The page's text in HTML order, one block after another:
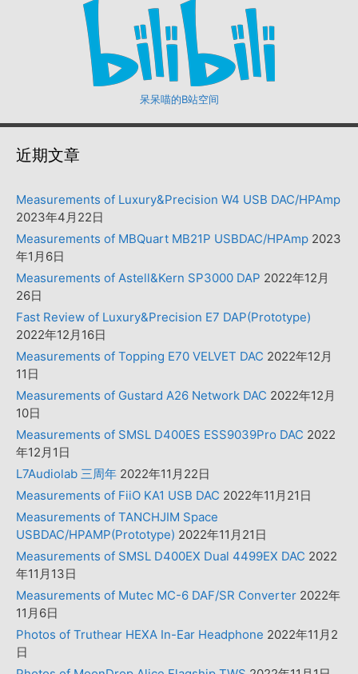
呆呆喵的B站空间
近期文章
Measurements of Luxury&Precision W4 USB DAC/HPAmp
2023年4月22日
Measurements of MBQuart MB21P USBDAC/HPAmp 2023
年1月6日
Measurements of Astell&Kern SP3000 DAP 2022年12月
26日
Fast Review of Luxury&Precision E7 DAP(Prototype)
2022年12月16日
Measurements of Topping E70 VELVET DAC 2022年12月
11日
Measurements of Gustard A26 Network DAC 2022年12月
10日
Measurements of SMSL D400ES ESS9039Pro DAC 2022
年12月1日
L7Audiolab 三周年 2022年11月22日
Measurements of FiiO KA1 USB DAC 2022年11月21日
Measurements of TANCHJIM Space
USBDAC/HPAMP(Prototype) 2022年11月21日
Measurements of SMSL D400EX Dual 4499EX DAC 2022
年11月13日
Measurements of Mutec MC-6 DAF/SR Converter 2022年
11月6日
Photos of Truthear HEXA In-Ear Headphone 2022年11月2
日